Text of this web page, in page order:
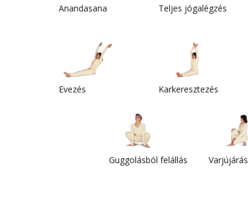
Anandasana Teljes jógalégzés
Evezés Karkeresztezés
Guggolásból felállás Varjújárás